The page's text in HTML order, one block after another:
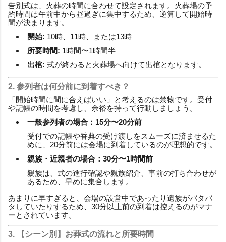
告別式は、火葬の時間に合わせて設定されます。火葬場の予
約時間は午前中から昼過ぎに集中するため、逆算して開始時
間が決まります。
開始: 10時、11時、または13時
所要時間: 1時間〜1時間半
出棺: 式が終わると火葬場へ向けて出棺となります。
2. 参列者は何分前に到着すべき？
「開始時間に間に合えばいい」と考えるのは禁物です。受付
や記帳の時間を考慮し、余裕を持って行動しましょう。
一般参列者の場合：15分〜20分前
受付での記帳や香典の受け渡しをスムーズに済ませるた
めに、20分前には会場に到着しているのが理想的です。
親族・近親者の場合：30分〜1時間前
親族は、式の進行確認や親族紹介、事前の打ち合わせが
あるため、早めに集合します。
あまりに早すぎると、会場の設営中であったり遺族がバタバ
タしていたりするため、30分以上前の到着は控えるのがマナ
ーとされています。
3. 【シーン別】お葬式の流れと所要時間